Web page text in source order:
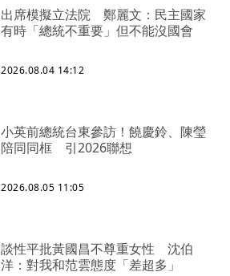
出席模擬立法院 鄭麗文：民主國家
有時「總統不重要」但不能沒國會
2026.08.04 14:12
小英前總統台東參訪！饒慶鈴、陳瑩
陪同同框 引2026聯想
2026.08.05 11:05
談性平批黃國昌不尊重女性 沈伯
洋：對我和范雲態度「差超多」